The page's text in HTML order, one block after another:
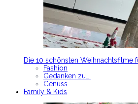
Die 10 schönsten Weihnachtsfilme
Fashion
Gedanken zu….
Genuss
Family & Kids